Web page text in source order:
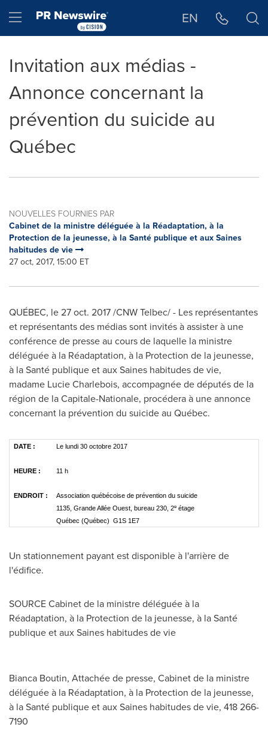
Hamburger menu EN
Invitation aux médias -
Annonce concernant la
prévention du suicide au
Québec
NOUVELLES FOURNIES PAR
Cabinet de la ministre déléguée à la Réadaptation, à la
Protection de la jeunesse, à la Santé publique et aux Saines
habitudes de vie
27 oct, 2017, 15:00 ET
QUÉBEC, le27 oct. 2017/CNW Telbec/ - Les représentantes
et représentants des médias sont invités à assister à une
conférence de presse au cours de laquelle la ministre
déléguée à la Réadaptation, à la Protection de la jeunesse,
à la Santé publique et aux Saines habitudes de vie,
madame Lucie Charlebois, accompagnée de députés de la
région de la Capitale-Nationale, procédera à une annonce
concernant la prévention du suicide au Québec.
DATE : Le lundi 30 octobre 2017
HEURE : 11 h
ENDROIT :
Association québécoise de prévention du suicide
1135, Grande Allée Ouest, bureau 230, 2e étage
Québec (Québec) G1S 1E7
Un stationnement payant est disponible à l'arrière de
l'édifice.
SOURCE Cabinet de la ministre déléguée à la
Réadaptation, à la Protection de la jeunesse, à la Santé
publique et aux Saines habitudes de vie
Bianca Boutin, Attachée de presse, Cabinet de la ministre
déléguée à la Réadaptation, à la Protection de la jeunesse,
à la Santé publique et aux Saines habitudes de vie, 418 266-
7190